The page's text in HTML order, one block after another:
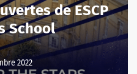
de ESCP
School
2022